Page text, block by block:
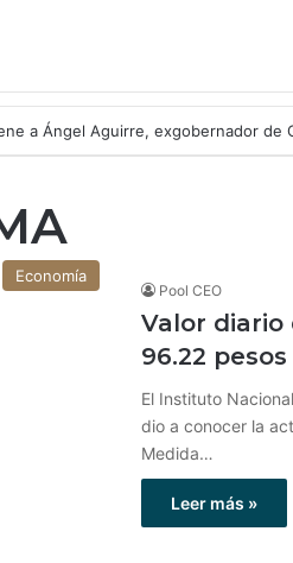
a Ángel Aguirre, exgobernador de
Economía
Pool CEO
Valor diario
96.22
El Instituto
dio a conocer la
Medida…
Leer más »